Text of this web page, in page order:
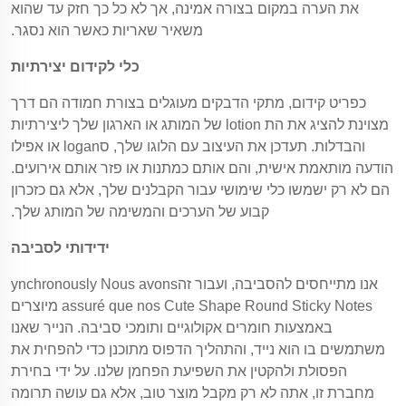
את הערה במקום בצורה אמינה, אך לא כל כך חזק עד שהוא
משאיר שאריות כאשר הוא נסגר.
כלי לקידום יצירתיות
כפריט קידום, מתקי הדבקים מעוגלים בצורת חמודה הם דרך
מצוינת להציג את הת lotion של המותג או הארגון שלך ליצירתיות
והבדלות. תעדכן את העיצוב עם הלוגו שלך, סlogan או אפילו
הודעה מותאמת אישית, והם אותם כמתנות או פזר אותם אירועים.
הם לא רק ישמשו כלי שימושי עבור הקבלנים שלך, אלא גם כזכרון
קבוע של הערכים והמשימה של המותג שלך.
ידידותי לסביבה
אנו מתייחסים להסביבה, ועבור זהynchronously Nous avons
assuré que nos Cute Shape Round Sticky Notes מיוצרים
באמצעות חומרים אקולוגיים ותומכי סביבה. הנייר שאנו
משתמשים בו הוא נייד, והתהליך הדפוס מתוכנן כדי להפחית את
הפסולת ולהקטין את השפיעת הפחמן שלנו. על ידי בחירת
מחברת זו, אתה לא רק מקבל מוצר טוב, אלא גם עושה תרומה